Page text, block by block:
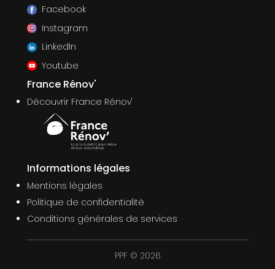
Facebook
Instagram
LinkedIn
Youtube
France Rénov'
Découvrir France Rénov'
Informations légales
Mentions légales
Politique de confidentialité
Conditions générales de services
PPF © 2026